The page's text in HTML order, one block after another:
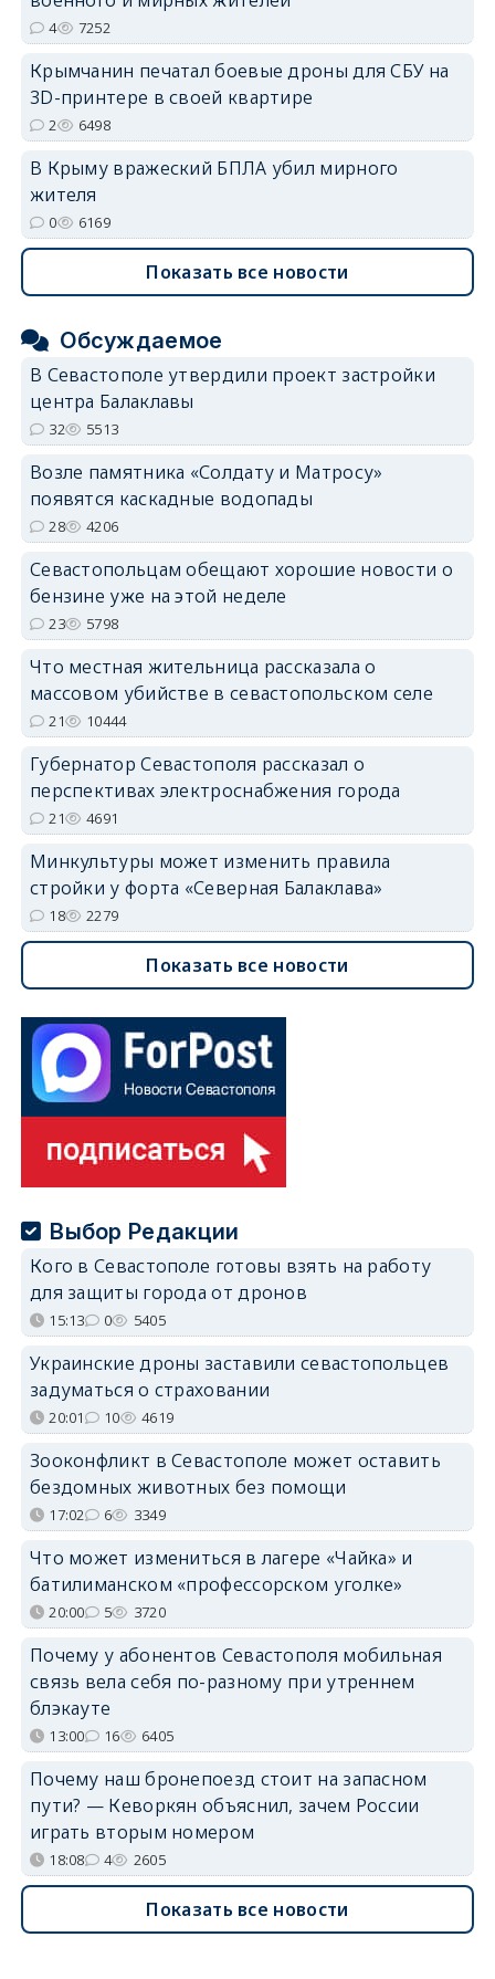
4 7252
Крымчанин печатал боевые дроны для СБУ на
3D-принтере в своей квартире
2 6498
В Крыму вражеский БПЛА убил мирного
жителя
0 6169
Показать все новости
Обсуждаемое
В Севастополе утвердили проект застройки
центра Балаклавы
32 5513
Возле памятника «Солдату и Матросу»
появятся каскадные водопады
28 4206
Севастопольцам обещают хорошие новости о
бензине уже на этой неделе
23 5798
Что местная жительница рассказала о
массовом убийстве в севастопольском селе
21 10444
Губернатор Севастополя рассказал о
перспективах электроснабжения города
21 4691
Минкультуры может изменить правила
стройки у форта «Северная Балаклава»
18 2279
Показать все новости
Выбор Редакции
Кого в Севастополе готовы взять на работу
для защиты города от дронов
15:13 0 5405
Украинские дроны заставили севастопольцев
задуматься о страховании
20:01 10 4619
Зооконфликт в Севастополе может оставить
бездомных животных без помощи
17:02 6 3349
Что может измениться в лагере «Чайка» и
батилиманском «профессорском уголке»
20:00 5 3720
Почему у абонентов Севастополя мобильная
связь вела себя по-разному при утреннем
блэкауте
13:00 16 6405
Почему наш бронепоезд стоит на запасном
пути? — Кеворкян объяснил, зачем России
играть вторым номером
18:08 4 2605
Показать все новости